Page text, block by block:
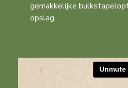
gemakkelijke
opslag.